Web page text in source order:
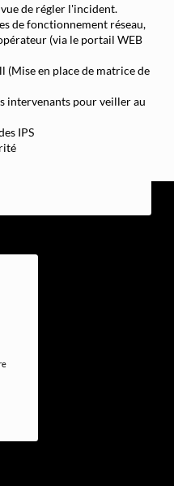
de régler l'incident.
de fonctionnement réseau,
(via le portail WEB
en place de matrice de
intervenants pour veiller au
IPS